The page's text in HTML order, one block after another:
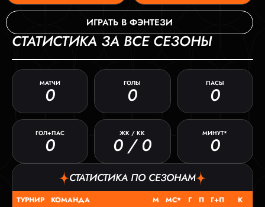
ИГРАТЬ В ФЭНТЕЗИ
СТАТИСТИКА ЗА ВСЕ СЕЗОНЫ
МАТЧИ
0
ГОЛЫ
0
ПАСЫ
0
ГОЛ+ПАС
0
ЖК / КК
0 / 0
МИНУТ*
0
СТАТИСТИКА ПО СЕЗОНАМ
ТУРНИР КОМАНДА М МС* Г П Г+П
К